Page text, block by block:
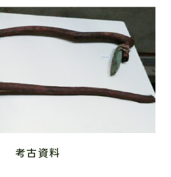
考古資料